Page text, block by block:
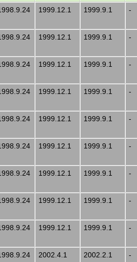
1999.12.1 1999.9.1 -
1999.12.1 1999.9.1 -
1999.12.1 1999.9.1 -
1999.12.1 1999.9.1 -
1999.12.1 1999.9.1 -
1999.12.1 1999.9.1 -
1999.12.1 1999.9.1 -
1999.12.1 1999.9.1 -
1999.12.1 1999.9.1 -
2002.4.1 2002.2.1 -